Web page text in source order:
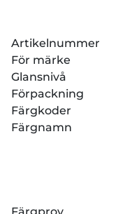
Artikelnummer
För märke
Glansnivå
Förpackning
Färgkoder
Färgnamn